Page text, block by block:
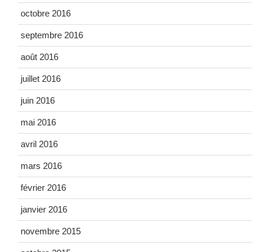
octobre 2016
septembre 2016
août 2016
juillet 2016
juin 2016
mai 2016
avril 2016
mars 2016
février 2016
janvier 2016
novembre 2015